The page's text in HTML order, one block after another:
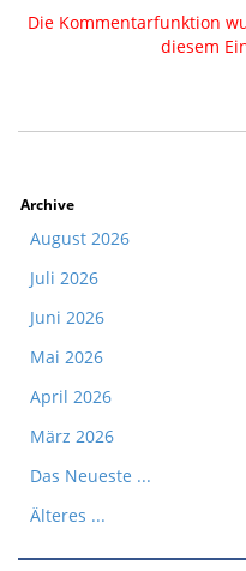
Die Kommentarfunktion
diesem
Archive
August 2026
Juli 2026
Juni 2026
Mai 2026
April 2026
März 2026
Das Neueste ...
Älteres ...